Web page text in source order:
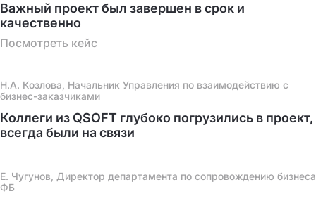
Важный проект был завершен в срок и
качественно
Посмотреть кейс
Н.А. Козлова, Начальник Управления по взаимодействию с
бизнес-заказчиками
Коллеги из QSOFT глубоко погрузились в проект,
всегда были на связи
Е. Чугунов, Директор департамента по сопровождению бизнеса
ФБ